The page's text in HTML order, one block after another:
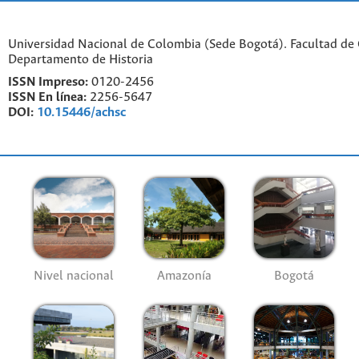
Universidad Nacional de Colombia (Sede Bogotá). Facultad de
Departamento de Historia
ISSN Impreso: 0120-2456
ISSN En línea: 2256-5647
DOI: 10.15446/achsc
Nivel nacional Amazonía Bogotá